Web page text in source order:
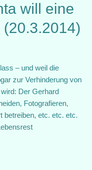
will eine
– und weil die
zur Verhinderung von
Der Gerhard
Fotografieren,
betreiben, etc. etc. etc.